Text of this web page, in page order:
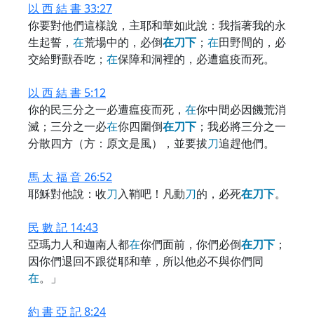
以 西 結 書 33:27
你要對他們這樣說，主耶和華如此說：我指著我的永
生起誓， 在荒場中的，必倒在刀下 ； 在田野間的，必
交給野獸吞吃； 在保障和洞裡的，必遭瘟疫而死。
以 西 結 書 5:12
你的民三分之一必遭瘟疫而死， 在你中間必因饑荒消
滅；三分之一必在你四圍倒在刀下 ；我必將三分之一
分散四方（方：原文是風），並要拔刀追趕他們。
馬 太 福 音 26:52
耶穌對他說：收刀入鞘吧！凡動刀的，必死在刀下。
民 數 記 14:43
亞瑪力人和迦南人都在你們面前，你們必倒在刀下 ；
因你們退回不跟從耶和華，所以他必不與你們同
在。」
約 書 亞 記 8:24